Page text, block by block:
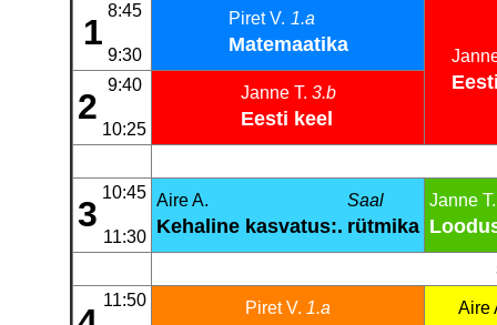
1
8:45
9:30
Piret V. 1.a
Matemaatika
2
9:40
10:25
Janne T. 3.b
Eesti keel
3
10:45
11:30
Aire A. Saal
Kehaline kasvatus:. rütmika
Janne T.
11:50 Piret V. 1.a Aire